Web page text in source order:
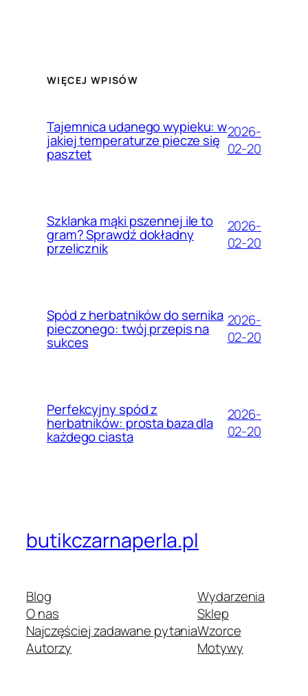
WIĘCEJ WPISÓW
Tajemnica udanego wypieku: w
jakiej temperaturze piecze się
pasztet
2026-
02-20
Szklanka mąki pszennej ile to
gram? Sprawdź dokładny
przelicznik
2026-
02-20
Spód z herbatników do sernika
pieczonego: twój przepis na
sukces
2026-
02-20
Perfekcyjny spód z
herbatników: prosta baza dla
każdego ciasta
2026-
02-20
butikczarnaperla.pl
Blog
O nas
Najczęściej zadawane pytania
Autorzy
Wydarzenia
Sklep
Wzorce
Motywy